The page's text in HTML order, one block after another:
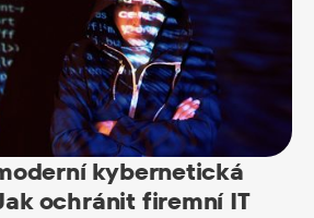
kybernetická
ochránit firemní IT